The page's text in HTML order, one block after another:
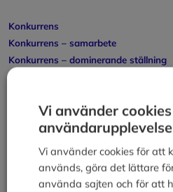
Konkurrens
Konkurrens – samarbete
Konkurrens – dominerande ställning
Konkurrens – påföljder
Påföljder/Sanktioner vid
Personalliggare inom
frisörsbranschen
Vi använder
användarupplevelse
Vi använder cookies för att
används, göra det lättare
använda sajten och för att